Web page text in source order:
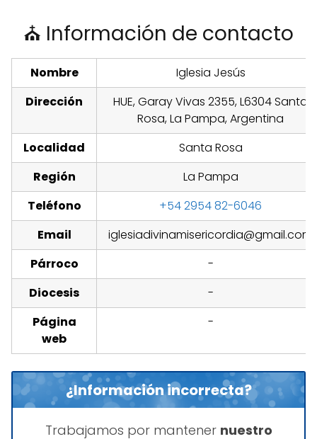
⛪ Información de contacto
Nombre
Iglesia Jesús
Dirección
HUE, Garay Vivas 2355, L6304 Santa
Rosa, La Pampa, Argentina
Localidad
Santa Rosa
Región
La Pampa
Teléfono
+54 2954 82-6046
Email
iglesiadivinamisericordia@gmail.com
Párroco
-
Diocesis
-
Página
web
-
¿Información incorrecta?
Trabajamos por mantener nuestro